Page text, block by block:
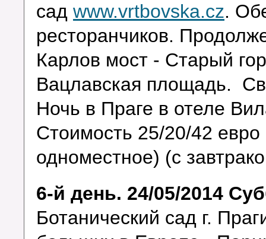
сад www.vrtbovska.cz.
ресторанчиков.
Карлов мост - Старый
Вацлавская площадь.
Ночь в Праге в отеле
Стоимость 25/20/42
одноместное) (с
6-й день. 24/05/2014
Ботанический сад г.